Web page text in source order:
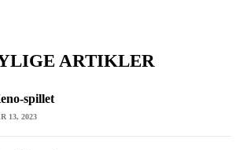
ARTIKLER
spillet
13, 2023